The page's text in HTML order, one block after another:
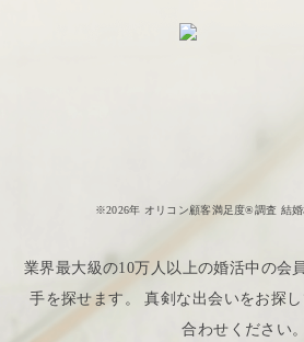
※2026年 オリコン顧客満足度®調査 結
業界最大級の10万人以上の婚活中の会
手を探せます。 真剣な出会いをお探
合わせください。